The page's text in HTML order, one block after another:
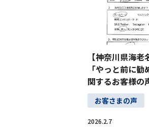
【神奈川県海
「やっと前に
関するお客様の
お客さまの声
2026.2.7